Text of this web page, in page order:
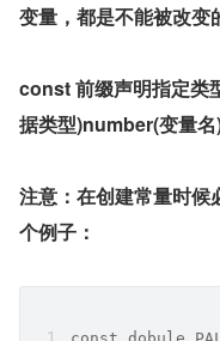
变量，都是不能被改变
const前缀声明指定类
据类型)number(变量
注意：在创建常量时候
个例子：